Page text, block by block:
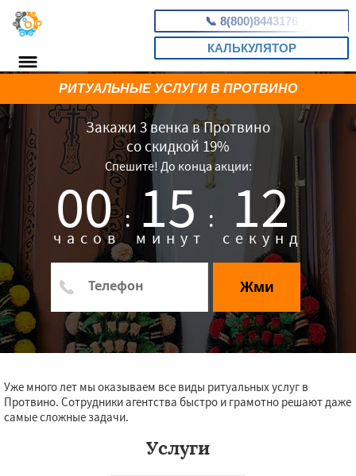
📞 8(800)8443176
КАЛЬКУЛЯТОР
Закажи 3 венка в Протвино
со скидкой 19%
Спешите! До конца акции:
00 :
часов 15 :
минут 11
секунд
Жми
РИТУАЛЬНЫЕ УСЛУГИ В ПРОТВИНО
Уже много лет мы оказываем все виды ритуальных услуг в
Протвино. Сотрудники агентства быстро и грамотно решают даже
самые сложные задачи.
Услуги